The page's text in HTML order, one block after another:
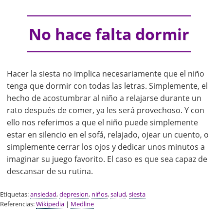
No hace falta dormir
Hacer la siesta no implica necesariamente que el niño
tenga que dormir con todas las letras. Simplemente, el
hecho de acostumbrar al niño a relajarse durante un
rato después de comer, ya les será provechoso. Y con
ello nos referimos a que el niño puede simplemente
estar en silencio en el sofá, relajado, ojear un cuento, o
simplemente cerrar los ojos y dedicar unos minutos a
imaginar su juego favorito. El caso es que sea capaz de
descansar de su rutina.
Etiquetas:ansiedad,depresion, niños,salud,siesta
Referencias:Wikipedia | Medline